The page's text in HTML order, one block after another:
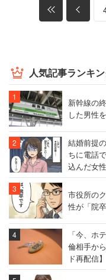
人気記事ランキ
新幹線の
した男性
結婚前提
ちに電話
込んだ女
市役所の
性が「院
「今、ホ
倫相手か
ド再配信】